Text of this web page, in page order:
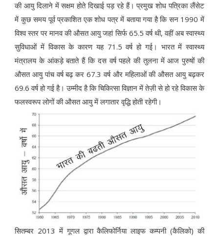
की आयु दिलाने में सक्षम होते दिखाई पड़ रहे हैं। प्रमुख शोध पत्रिका लैंसेट
में कुछ समय पूर्व प्रकाशित एक शोध पत्र में बताया गया है कि सन 1990 में
विश्व स्तर पर मानव की औसत आयु जहां सिर्फ 65.5 वर्ष थी, वहीं अब स्वास्थ्य
सुविधाओं में विकास के कारण यह 71.5 वर्ष हो गई। भारत में स्वास्थ्य
मंत्रालय के आंकड़े बताते हैं कि दस वर्ष पहले की तुलना में आज पुरुषों की
औसत आयु पांच वर्ष बढ़ कर 67.3 वर्ष और महिलाओं की औसत आयु बढ़कर
69.6 वर्ष हो गई है। उम्मीद है कि चिकित्सा विज्ञान में तेज़ी से हो रहे विकास के
फलस्वरूप लोगों की औसत आयु में लगातार वृद्धि होती रहेगी।
सितम्बर 2013 में गूगल द्वारा कैलिफोर्निया लाइफ कम्पनी (कैलिको) की